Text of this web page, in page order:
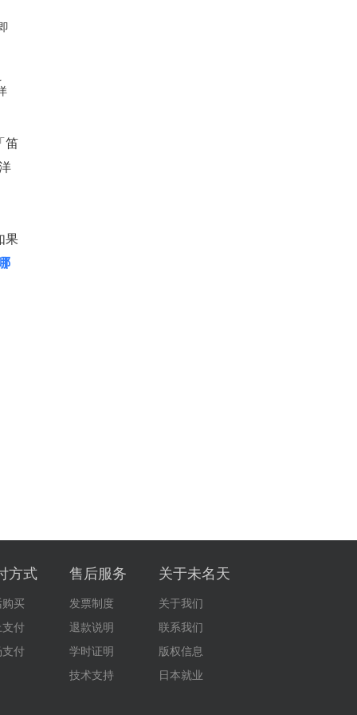
笛
果
方式
购买
支付
支付
售后服务
发票制度
退款说明
学时证明
技术支持
关于未名天
关于我们
联系我们
版权信息
日本就业